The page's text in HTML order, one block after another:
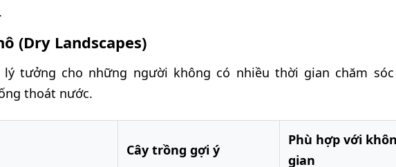
(Dry Landscapes)
tưởng cho những người không có nhiều thời gian chăm sóc
thoát nước.
Cây trồng gợi ý
Phù hợp với
gian